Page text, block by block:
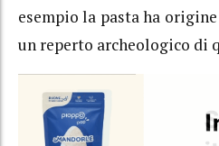
esempio la pasta ha
un reperto archeologico di